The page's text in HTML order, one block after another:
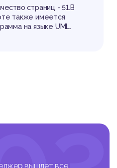
страниц - 51.В
также имеется
на языке UML.
вышлет все